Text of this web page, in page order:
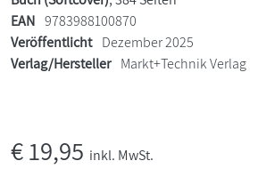
EAN 9783988100870
Veröffentlicht Dezember 2025
Verlag/Hersteller Markt+Technik Verlag
€19,95 inkl. MwSt.